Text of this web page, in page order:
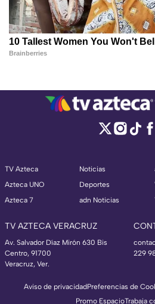
TV Azteca
Azteca UNO
Azteca 7
Noticias
Deportes
adn Noticias
TV AZTECA VERACRUZ
Av. Salvador Díaz Mirón 630 Bis
Centro, 91700
Veracruz, Ver.
229
Aviso de privacidadPreferencias de
Promo EspacioTrabaja